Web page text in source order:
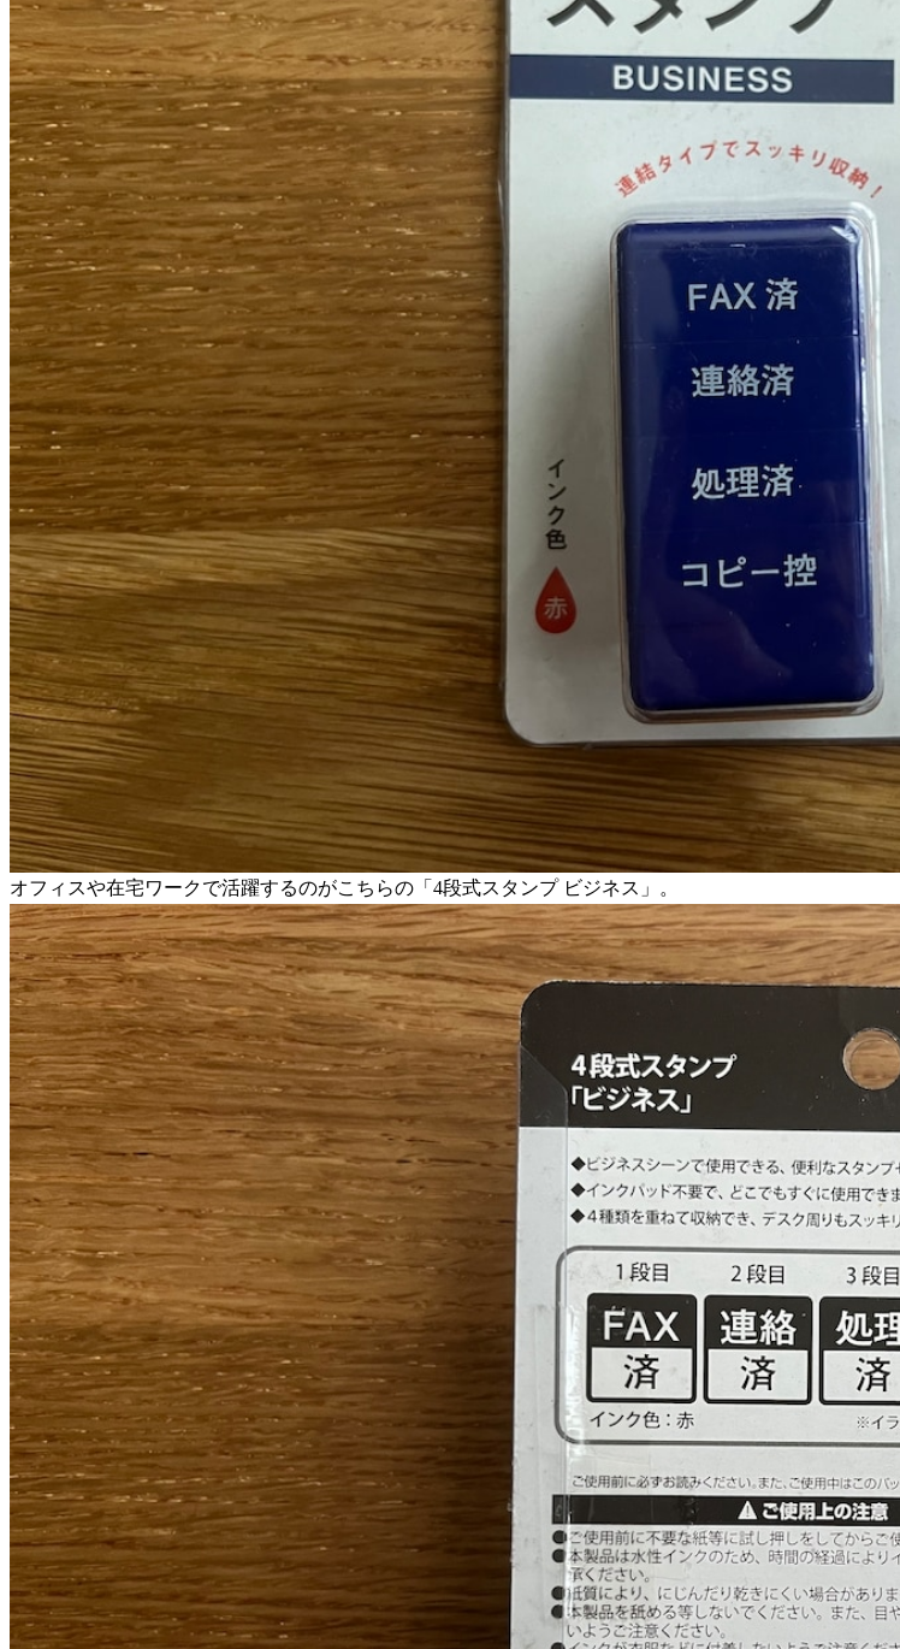
オフィスや在宅ワークで活躍するのがこちらの「4段式スタンプ ビジネス」。